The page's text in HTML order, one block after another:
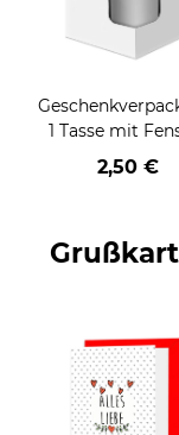
1 Tasse mit
2,50 €